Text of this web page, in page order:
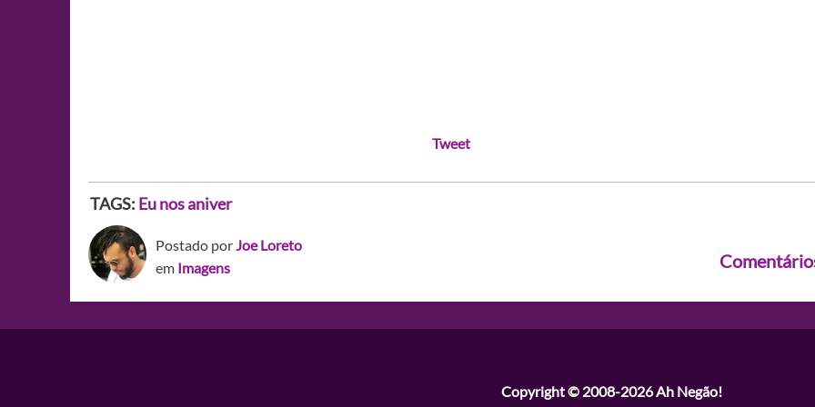
Tweet
TAGS: Eu nos aniver
Postado porJoe Loreto
em Imagens
Copyright © 2008-2026Ah Negão!